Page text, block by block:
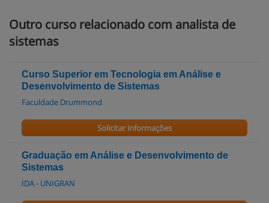
Outro curso relacionado com analista de
sistemas
Curso Superior em Tecnologia em Análise e
Desenvolvimento de Sistemas
Faculdade Drummond
Solicitar informações
Graduação em Análise e Desenvolvimento de
Sistemas
IDA - UNIGRAN